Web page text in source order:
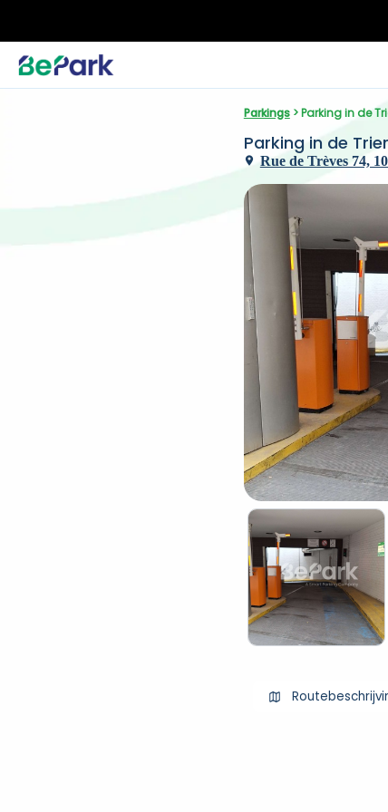
Parkings > Parking in de
Parking in de
Rue de Trèves 74,